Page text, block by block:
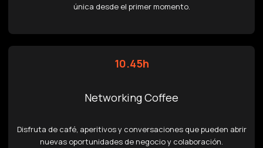
única desde el primer momento.
10.45h
Networking Coffee
Disfruta de café, aperitivos y conversaciones que pueden abrir
nuevas oportunidades de negocio y colaboración.